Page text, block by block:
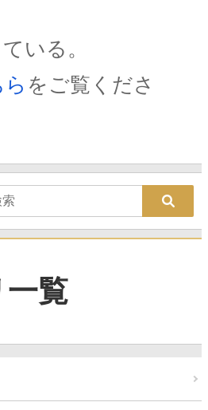
いる。
をご覧くださ
一覧